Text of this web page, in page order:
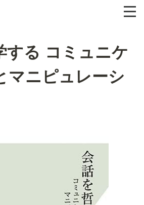
する コミュニケ
マニピュレーシ